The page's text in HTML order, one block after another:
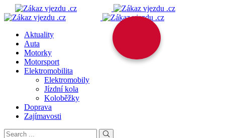
Aktuality
Auta
Motorky
Motorsport
Elektromobilita
Elektromobily
Jízdní kola
Koloběžky
Doprava
Zajímavosti